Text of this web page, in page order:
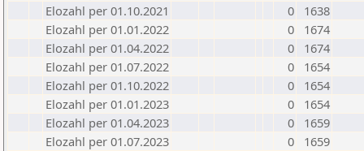
Elozahl per 01.10.2021
0
1638
Elozahl per 01.01.2022
0
1674
Elozahl per 01.04.2022
0
1674
Elozahl per 01.07.2022
0
1654
Elozahl per 01.10.2022
0
1654
Elozahl per 01.01.2023
0
1654
Elozahl per 01.04.2023
0
1659
Elozahl per 01.07.2023
0
1659